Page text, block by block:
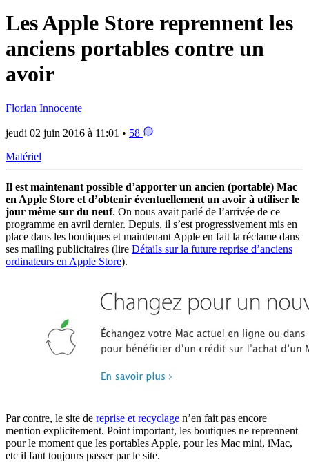
Les Apple Store reprennent les
anciens portables contre un
avoir
Florian Innocente
jeudi 02 juin 2016 à 11:01 • 58
Matériel
Il est maintenant possible d’apporter un ancien (portable) Mac
en Apple Store et d’obtenir éventuellement un avoir à utiliser le
jour même sur du neuf. On nous avait parlé de l’arrivée de ce
programme en avril dernier. Depuis, il s’est progressivement mis en
place dans les boutiques et maintenant Apple en fait la réclame dans
ses mailing publicitaires (lire Détails sur la future reprise d’anciens
ordinateurs en Apple Store).
Par contre, le site de reprise et recyclage n’en fait pas encore
mention explicitement. Point important, les boutiques ne reprennent
pour le moment que les portables Apple, pour les Mac mini, iMac,
etc il faut toujours passer par le site.